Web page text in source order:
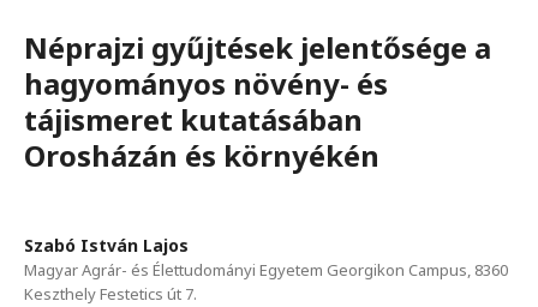
Néprajzi gyűjtések jelentősége a
hagyományos növény- és
tájismeret kutatásában
Orosházán és környékén
Szabó István Lajos
Magyar Agrár- és Élettudományi Egyetem Georgikon Campus, 8360
Keszthely Festetics út 7.